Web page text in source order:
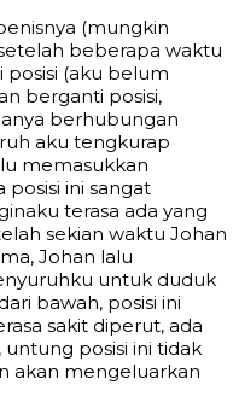
(mungkin
beberapa waktu
(aku belum
berganti posisi,
berhubungan
aku tengkurap
memasukkan
posisi ini sangat
terasa ada yang
sekian waktu Johan
Johan lalu
untuk duduk
bawah, posisi ini
sakit diperut, ada
posisi ini tidak
akan mengeluarkan